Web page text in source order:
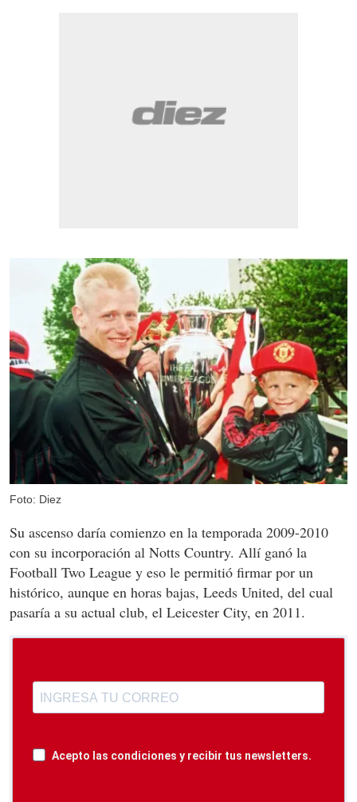
Foto: Diez
Su ascenso daría comienzo en la temporada 2009-2010
con su incorporación al Notts Country. Allí ganó la
Football Two League y eso le permitió firmar por un
histórico, aunque en horas bajas, Leeds United, del cual
pasaría a su actual club, el Leicester City, en 2011.
Acepto las condiciones y recibir tus newsletters.